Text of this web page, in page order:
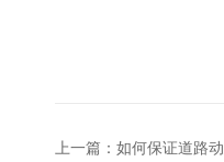
上一篇： 如何保证道路